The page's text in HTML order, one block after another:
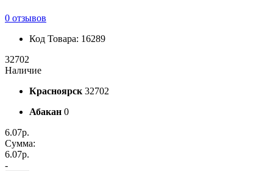
0 отзывов
Код Товара: 16289
32702
Наличие
Красноярск 32702
Абакан 0
6.07р.
Сумма:
6.07р.
-